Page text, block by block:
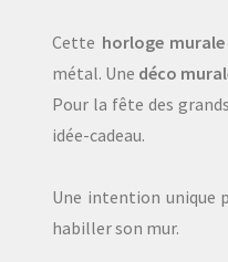
Cette horloge murale
métal. Une déco
Pour la fête des
idée-cadeau.
Une intention unique
habiller son mur.